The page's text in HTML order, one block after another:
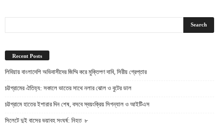
Recent Posts
লিবিয়ায় বাংলাদেশি অভিবাসীদের জিম্মি করে মুক্তিপণ দাবি, সিরীয় গ্রেপ্তার
চট্টগ্রামের ঐতিহ্য: সকালে ভাতের সাথে নলার ঝোল ও বুটের ডাল
চট্টগ্রামে হাতের ইশারার দিন শেষ, বসবে স্বয়ংক্রিয় সিগন্যাল ও আইটিএস
সিলেটে দুই বাসের ভয়াবহ সংঘর্ষ: নিহত ৮